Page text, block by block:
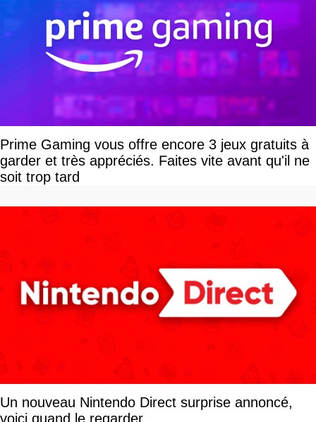
Prime Gaming vous offre encore 3 jeux gratuits à
garder et très appréciés. Faites vite avant qu'il ne
soit trop tard
Un nouveau Nintendo Direct surprise annoncé,
voici quand le regarder